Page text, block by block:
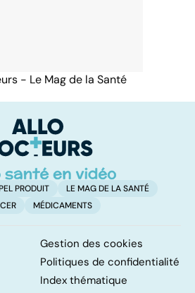
- Le Mag de la Santé
PRODUIT
LE MAG DE LA SANTÉ
MÉDICAMENTS
Gestion des cookies
Politiques de confidentialité
Index thématique